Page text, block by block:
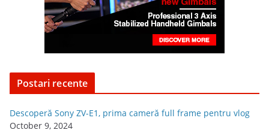
Postari recente
Descoperă Sony ZV-E1, prima cameră full frame pentru vlog
October 9, 2024